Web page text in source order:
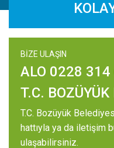
BİZE ULAŞIN
ALO 0228 314
T.C.
T.C. Bozüyük
hattıyla ya da iletişim
ulaşabilirsiniz.